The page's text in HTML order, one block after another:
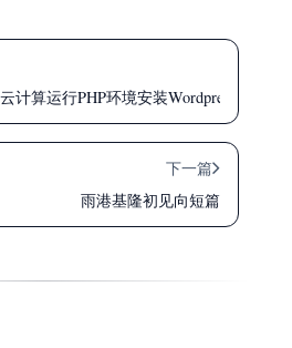
算运行PHP环境安装Wordpress
下一篇
雨港基隆初见向短篇